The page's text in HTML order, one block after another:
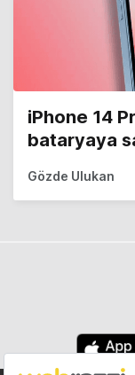
iPhone 14
bataryaya
Gözde Ulukan